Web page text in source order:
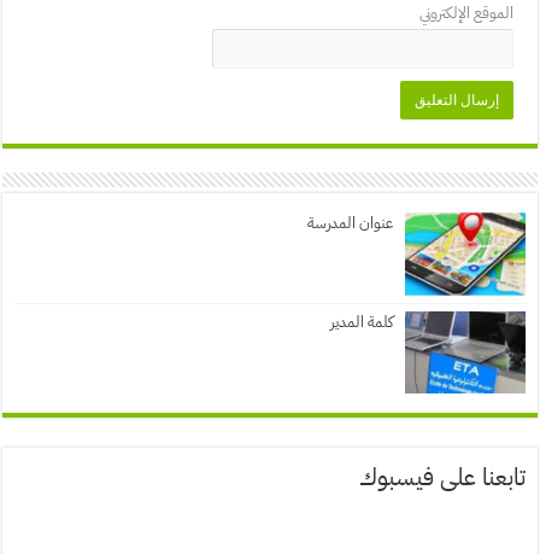
الموقع الإلكتروني
عنوان المدرسة
كلمة المدير
تابعنا على فيسبوك